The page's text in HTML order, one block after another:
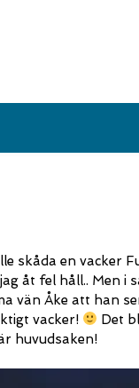
skåda en vacker
åt fel håll.. Men i
vän Åke att han
vacker!
Det
huvudsaken!